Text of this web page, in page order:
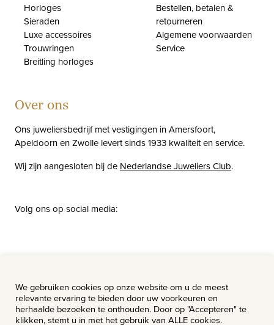
Horloges
Sieraden
Luxe accessoires
Trouwringen
Breitling horloges
Bestellen, betalen &
retourneren
Algemene voorwaarden
Service
Over ons
Ons juweliersbedrijf met vestigingen in Amersfoort,
Apeldoorn en Zwolle levert sinds 1933 kwaliteit en service.
Wij zijn aangesloten bij de Nederlandse Juweliers Club.
Volg ons op social media:
Vacatures
We gebruiken cookies op onze website om u de meest
relevante ervaring te bieden door uw voorkeuren en
herhaalde bezoeken te onthouden. Door op "Accepteren" te
klikken, stemt u in met het gebruik van ALLE cookies.